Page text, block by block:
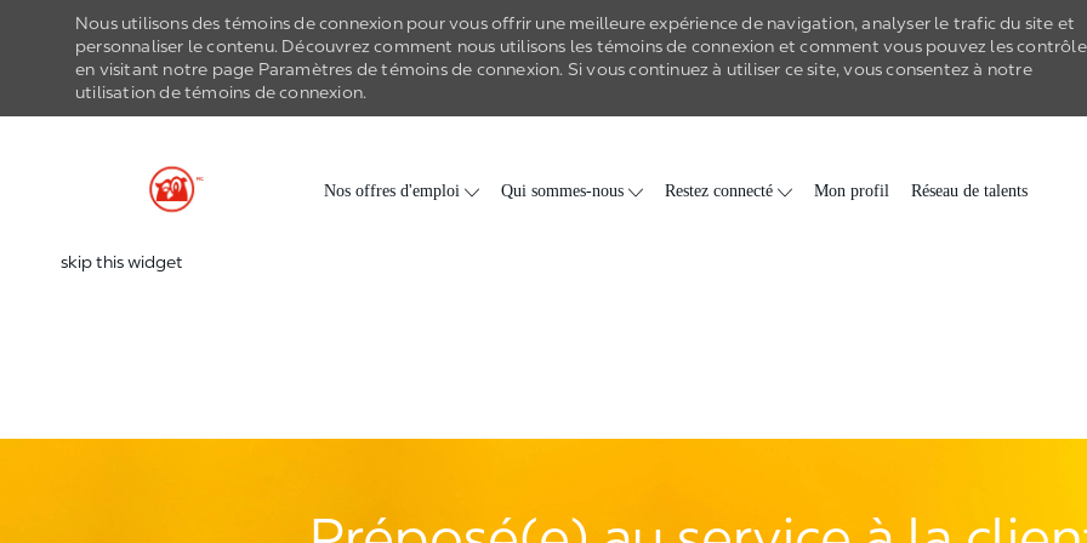
Nous utilisons des témoins de connexion pour vous offrir une meilleure expérience de navigation, analyser le trafic du site et
personnaliser le contenu. Découvrez comment nous utilisons les témoins de connexion et comment vous pouvez les
en visitant notre page Paramètres detémoins de connexion. Si vous continuez à utiliser ce site, vous consentez à notre
utilisation detémoins de connexion.
Skip to main content
Nos offres d'emploi Qui sommes-nous Restez connecté Mon profil Réseau de talents
skip this widget